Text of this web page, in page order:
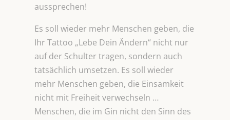
aussprechen!
Es soll wieder mehr Menschen geben, die
Ihr Tattoo „Lebe Dein Ändern“ nicht nur
auf der Schulter tragen, sondern auch
tatsächlich umsetzen. Es soll wieder
mehr Menschen geben, die Einsamkeit
nicht mit Freiheit verwechseln …
Menschen, die im Gin nicht den Sinn des